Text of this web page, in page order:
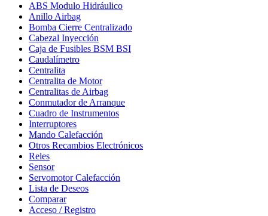
ABS Modulo Hidráulico
Anillo Airbag
Bomba Cierre Centralizado
Cabezal Inyección
Caja de Fusibles BSM BSI
Caudalímetro
Centralita
Centralita de Motor
Centralitas de Airbag
Conmutador de Arranque
Cuadro de Instrumentos
Interruptores
Mando Calefacción
Otros Recambios Electrónicos
Reles
Sensor
Servomotor Calefacción
Lista de Deseos
Comparar
Acceso / Registro